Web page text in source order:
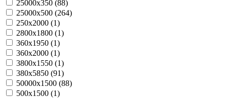
25000х350 (88)
25000х500 (264)
250х2000 (1)
2800х1800 (1)
360х1950 (1)
360х2000 (1)
3800х1550 (1)
380х5850 (91)
50000х1500 (88)
500х1500 (1)